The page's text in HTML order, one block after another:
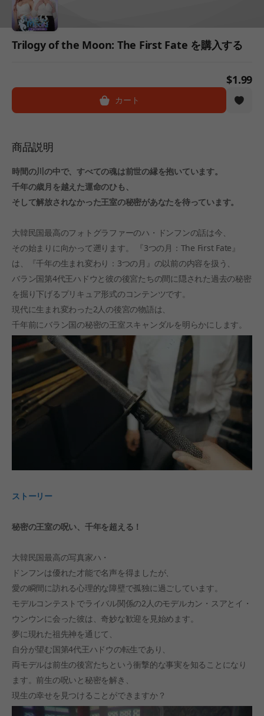
Trilogy of the Moon: The First Fate を購入する
$1.99
カート
商品説明
時間の川の中で、すべての魂は前世の縁を抱いています。
千年の歳月を越えた運命のひも、
そして解放されなかった王室の秘密があなたを待っています。
大韓民国最高のフォトグラファーのハ・ドンフンの話は今、
その始まりに向かって遡ります。 『3つの月：The First Fate』
は、『千年の生まれ変わり：3つの月』の以前の内容を扱う、
バラン国第4代王ハドウと彼の後宮たちの間に隠された過去の秘密
を掘り下げるプリキュア形式のコンテンツです。
現代に生まれ変わった2人の後宮の物語は、
千年前にバラン国の秘密の王室スキャンダルを明らかにします。
ストーリー
秘密の王室の呪い、千年を超える！
大韓民国最高の写真家ハ・
ドンフンは優れた才能で名声を得ましたが、
愛の瞬間に訪れる心理的な障壁で孤独に過ごしています。
モデルコンテストでライバル関係の2人のモデルカン・スアとイ・
ウンウンに会った彼は、奇妙な歓迎を見始めます。
夢に現れた祖先神を通じて、
自分が望む国第4代王ハドウの転生であり、
両モデルは前生の後宮たちという衝撃的な事実を知ることになり
ます。前生の呪いと秘密を解き、
現生の幸せを見つけることができますか？